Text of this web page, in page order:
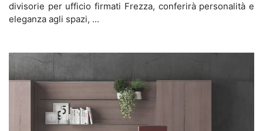
divisorie per ufficio firmati Frezza, conferirà personalità e
eleganza agli spazi, ...